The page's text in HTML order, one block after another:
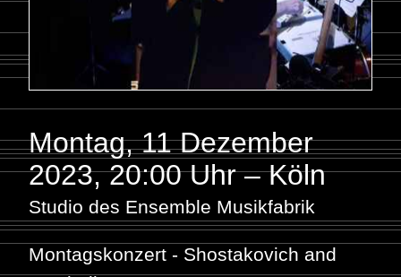
Montag, 11 Dezember
2023,20:00 Uhr – Köln
Studio des Ensemble Musikfabrik
Montagskonzert - Shostakovich and